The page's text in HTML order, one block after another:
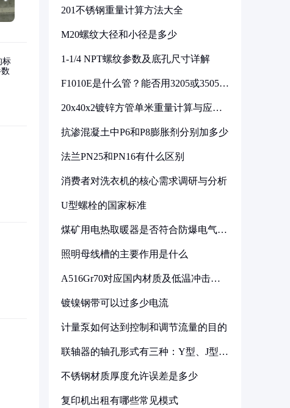
201不锈钢重量计算方法大全
M20螺纹大径和小径是多少
1-1/4 NPT螺纹参数及底孔尺寸详解
F1010E是什么管？能否用3205或3505代
20x40x2镀锌方管单米重量计算与应用
抗渗混凝土中P6和P8膨胀剂分别加多少
法兰PN25和PN16有什么区别
消费者对洗衣机的核心需求调研与分析
U型螺栓的国家标准
煤矿用电热取暖器是否符合防爆电气设
照明母线槽的主要作用是什么
A516Gr70对应国内材质及低温冲击要
镀镍钢带可以过多少电流
计量泵如何达到控制和调节流量的目的
联轴器的轴孔形式有三种：Y型、J型、
不锈钢材质厚度允许误差是多少
复印机出租有哪些常见模式